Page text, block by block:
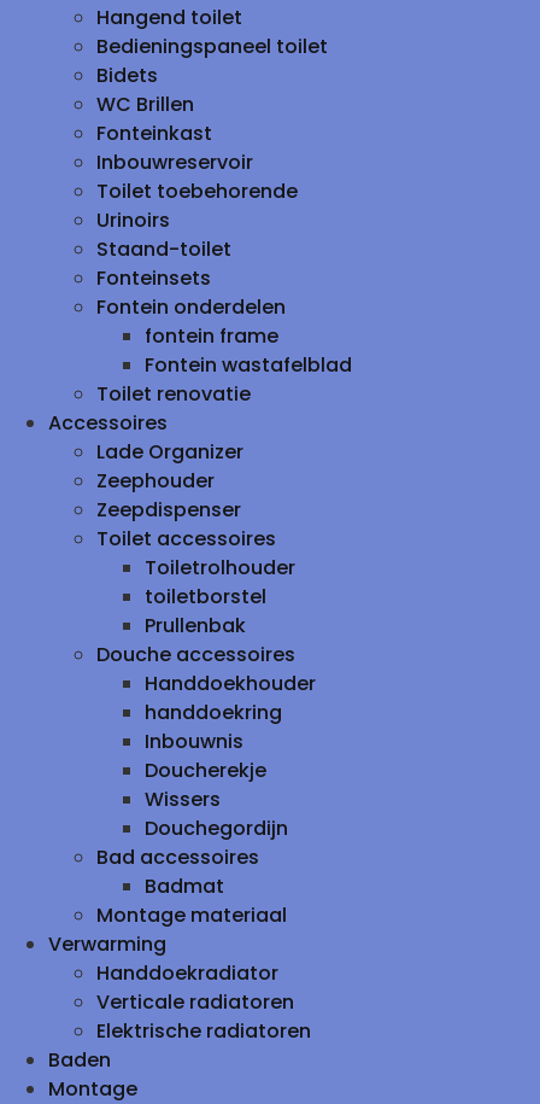
Hangend toilet
Bedieningspaneel toilet
Bidets
WC Brillen
Fonteinkast
Inbouwreservoir
Toilet toebehorende
Urinoirs
Staand-toilet
Fonteinsets
Fontein onderdelen
fontein frame
Fontein wastafelblad
Toilet renovatie
Accessoires
Lade Organizer
Zeephouder
Zeepdispenser
Toilet accessoires
Toiletrolhouder
toiletborstel
Prullenbak
Douche accessoires
Handdoekhouder
handdoekring
Inbouwnis
Doucherekje
Wissers
Douchegordijn
Bad accessoires
Badmat
Montage materiaal
Verwarming
Handdoekradiator
Verticale radiatoren
Elektrische radiatoren
Baden
Montage